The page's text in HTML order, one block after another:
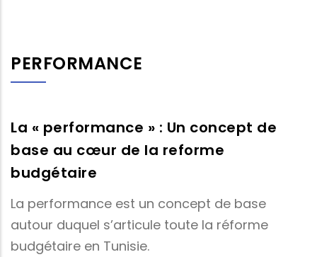
PERFORMANCE
La « performance » : Un concept de
base au cœur de la reforme
budgétaire
La performance est un concept de base
autour duquel s’articule toute la réforme
budgétaire en Tunisie.